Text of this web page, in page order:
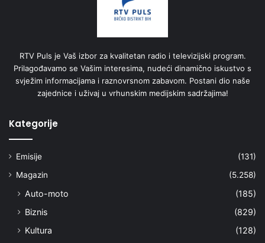
RTV Puls je Vaš izbor za kvalitetan radio i televizijski program.
Prilagođavamo se Vašim interesima, nudeći dinamično iskustvo s
svježim informacijama i raznovrsnom zabavom. Postani dio naše
zajednice i uživaj u vrhunskim medijskim sadržajima!
Kategorije
Emisije
(131)
Magazin
(5.258)
Auto-moto
(185)
Biznis
(829)
Kultura
(128)